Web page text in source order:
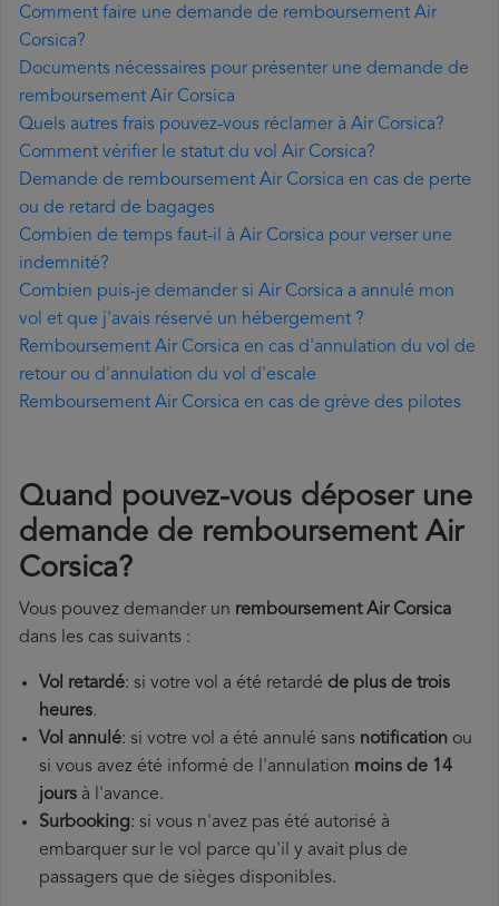
Comment faire une demande de remboursement Air
Corsica?
Documents nécessaires pour présenter une demande de
remboursement Air Corsica
Quels autres frais pouvez-vous réclamer à Air Corsica?
Comment vérifier le statut du vol Air Corsica?
Demande de remboursement Air Corsica en cas de perte
ou de retard de bagages
Combien de temps faut-il à Air Corsica pour verser une
indemnité?
Combien puis-je demander si Air Corsica a annulé mon
vol et que j'avais réservé un hébergement ?
Remboursement Air Corsica en cas d'annulation du vol de
retour ou d'annulation du vol d'escale
Remboursement Air Corsica en cas de grève des pilotes
Quand pouvez-vous déposer une
demande de remboursement Air
Corsica?
Vous pouvez demander un remboursement Air Corsica
dans les cas suivants :
Vol retardé: si votre vol a été retardé de plus de trois
heures.
Vol annulé: si votre vol a été annulé sans notification ou
si vous avez été informé de l'annulation moins de 14
jours à l'avance.
Surbooking: si vous n'avez pas été autorisé à
embarquer sur le vol parce qu'il y avait plus de
passagers que de sièges disponibles.